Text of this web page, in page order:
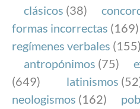
FundéuRAE es una
y la Real Academia
el buen uso del
Internet.
clásicos (38)
formas incorrectas (169)
regímenes verbales (155)
antropónimos (75)
(649)
latinismos
neologismos (162)